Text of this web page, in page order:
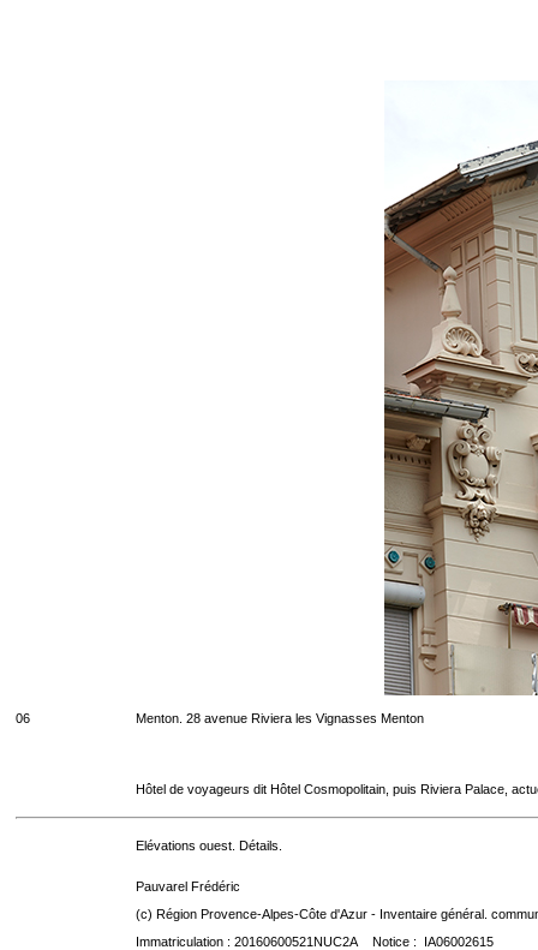
06 Menton. 28 avenue Riviera les Vignasses Menton
Hôtel de voyageurs dit Hôtel Cosmopolitain, puis Riviera Palace,
Elévations ouest. Détails.
Pauvarel Frédéric
(c) Région Provence-Alpes-Côte d'Azur - Inventaire général.
Immatriculation : 20160600521NUC2A Notice : IA06002615